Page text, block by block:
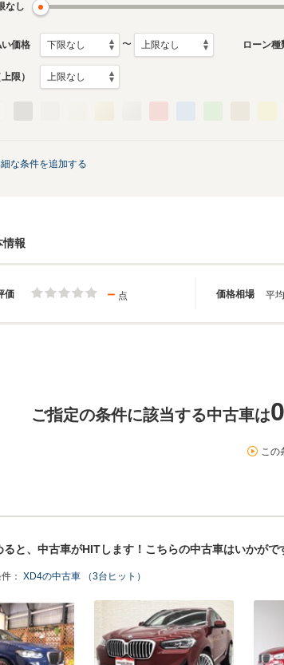
なし
価格 〜 ローン種
限）
な条件を追加する
情報
価 価格相場
－ 点 平
ご指定の条件に該当する中古車は0
この
ると、中古車がHITします！こちらの中古車はいかがで
： XD4の中古車 （3台ヒット）